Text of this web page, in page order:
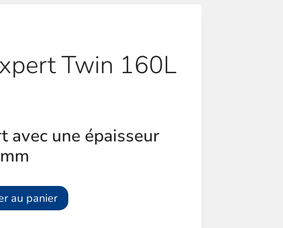
Twin 160L
avec une épaisseur
au panier Alternative: